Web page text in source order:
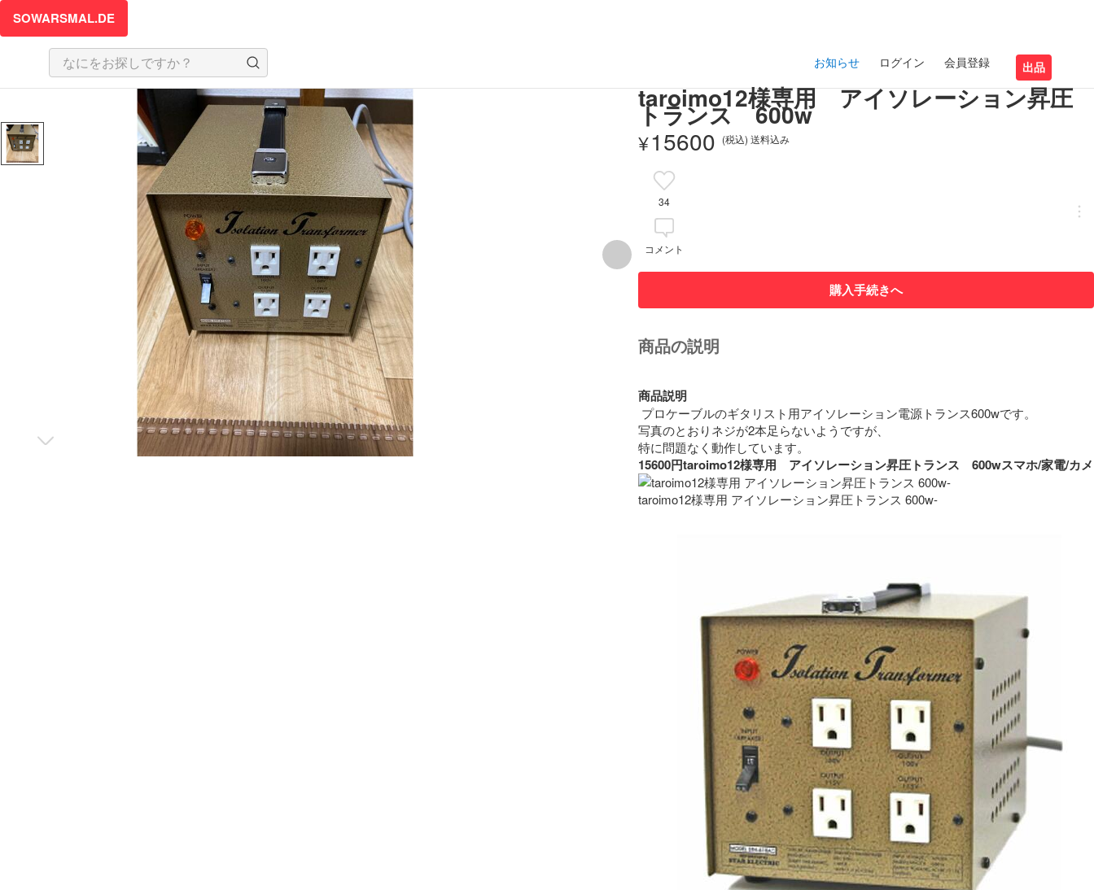
SOWARSMAL.DE
お知らせ ログイン 会員登録 出品
taroimo12様専用 アイソレーション昇圧
トランス 600w
¥15600 (税込) 送料込み
34
コメント
購入手続きへ
商品の説明
商品説明
プロケーブルのギタリスト用アイソレーション電源トランス600wです。
写真のとおりネジが2本足らないようですが、
15600円taroimo12様専用　アイソレーション昇圧トランス　600wスマホ/家電/
taroimo12様専用 アイソレーション昇圧トランス 600w-